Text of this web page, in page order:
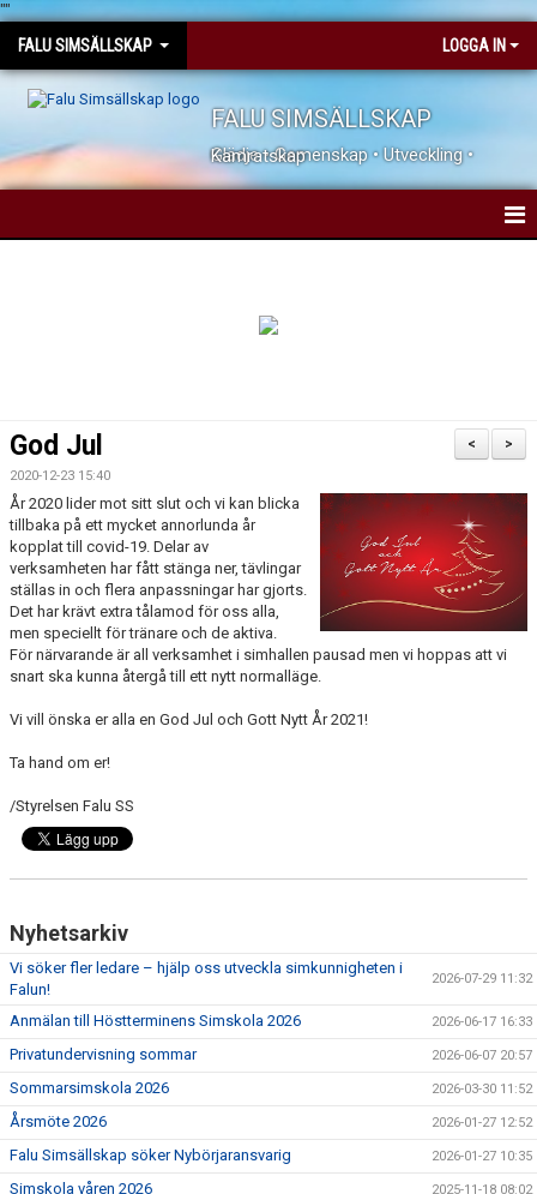
""
FALU SIMSÄLLSKAP LOGGA IN
FALU SIMSÄLLSKAP
Glädje • Gemenskap • Utveckling • Kamratskap
DOKUMENT
>
<
God Jul
2020-12-23 15:40
År 2020 lider mot sitt slut och vi kan blicka
tillbaka på ett mycket annorlunda år
kopplat till covid-19. Delar av
verksamheten har fått stänga ner, tävlingar
ställas in och flera anpassningar har gjorts.
Det har krävt extra tålamod för oss alla,
men speciellt för tränare och de aktiva.
För närvarande är all verksamhet i simhallen pausad men vi hoppas att vi
snart ska kunna återgå till ett nytt normalläge.
Vi vill önska er alla en God Jul och Gott Nytt År 2021!
Ta hand om er!
/Styrelsen Falu SS
Nyhetsarkiv
Vi söker fler ledare – hjälp oss utveckla simkunnigheten i
Falun!
2026-07-29 11:32
Anmälan till Höstterminens Simskola 2026 2026-06-17 16:33
Privatundervisning sommar 2026-06-07 20:57
Sommarsimskola 2026 2026-03-30 11:52
Årsmöte 2026 2026-01-27 12:52
Falu Simsällskap söker Nybörjaransvarig 2026-01-27 10:35
Simskola våren 2026 2025-11-18 08:02